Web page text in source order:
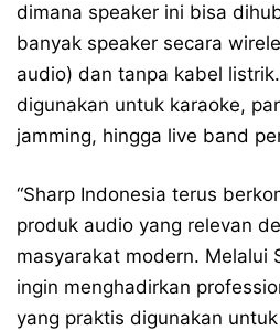
dimana speaker ini bisa
banyak speaker secara
audio) dan tanpa kabel
digunakan untuk karaoke,
jamming, hingga live band
“Sharp Indonesia terus
produk audio yang relevan
masyarakat modern. Melalui
ingin menghadirkan
yang praktis digunakan